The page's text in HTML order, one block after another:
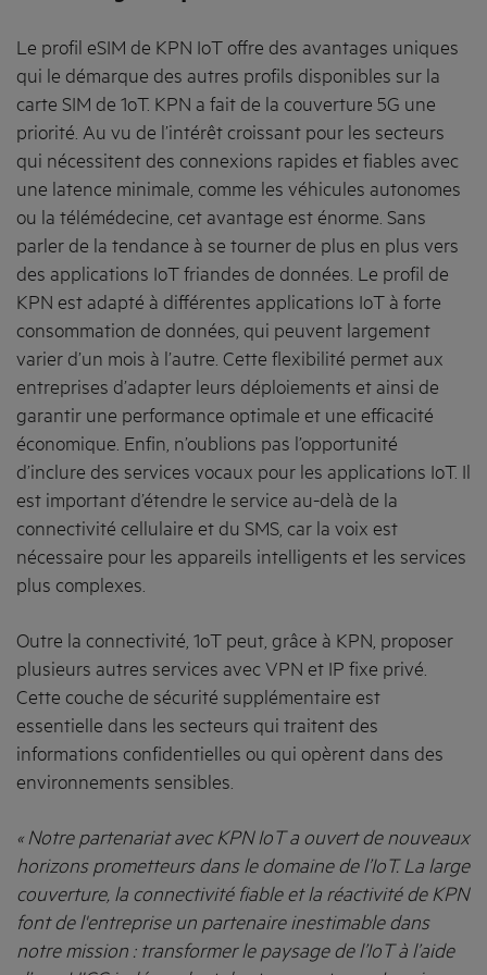
Le profil eSIM de KPN IoT offre des avantages uniques
qui le démarque des autres profils disponibles sur la
carte SIM de 1oT. KPN a fait de la couverture 5G une
priorité. Au vu de l’intérêt croissant pour les secteurs
qui nécessitent des connexions rapides et fiables avec
une latence minimale, comme les véhicules autonomes
ou la télémédecine, cet avantage est énorme. Sans
parler de la tendance à se tourner de plus en plus vers
des applications IoT friandes de données. Le profil de
KPN est adapté à différentes applications IoT à forte
consommation de données, qui peuvent largement
varier d’un mois à l’autre. Cette flexibilité permet aux
entreprises d’adapter leurs déploiements et ainsi de
garantir une performance optimale et une efficacité
économique. Enfin, n’oublions pas l’opportunité
d’inclure des services vocaux pour les applications IoT. Il
est important d’étendre le service au-delà de la
connectivité cellulaire et du SMS, car la voix est
nécessaire pour les appareils intelligents et les services
plus complexes.
Outre la connectivité, 1oT peut, grâce à KPN, proposer
plusieurs autres services avec VPN et IP fixe privé.
Cette couche de sécurité supplémentaire est
essentielle dans les secteurs qui traitent des
informations confidentielles ou qui opèrent dans des
environnements sensibles.
« Notre partenariat avec KPN IoT a ouvert de nouveaux
horizons prometteurs dans le domaine de l’IoT. La large
couverture, la connectivité fiable et la réactivité de KPN
font de l'entreprise un partenaire inestimable dans
notre mission : transformer le paysage de l’IoT à l’aide